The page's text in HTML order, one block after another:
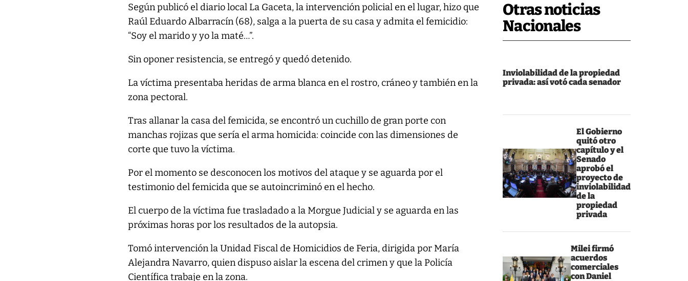
Otras noticias
Nacionales
Inviolabilidad de la propiedad
privada: así votó cada senador
El Gobierno
quitó otro
capítulo y el
Senado
aprobó el
proyecto de
inviolabilidad
de la
propiedad
privada
Milei firmó
acuerdos
comerciales
con Daniel
Según publicó el diario local La Gaceta, la intervención policial en el lugar, hizo que
Raúl Eduardo Albarracín (68), salga a la puerta de su casa y admita el femicidio:
“Soy el marido y yo la maté…”.
Sin oponer resistencia, se entregó y quedó detenido.
La víctima presentaba heridas de arma blanca en el rostro, cráneo y también en la
zona pectoral.
Tras allanar la casa del femicida, se encontró un cuchillo de gran porte con
manchas rojizas que sería el arma homicida: coincide con las dimensiones de
corte que tuvo la víctima.
Por el momento se desconocen los motivos del ataque y se aguarda por el
testimonio del femicida que se autoincriminó en el hecho.
El cuerpo de la víctima fue trasladado a la Morgue Judicial y se aguarda en las
próximas horas por los resultados de la autopsia.
Tomó intervención la Unidad Fiscal de Homicidios de Feria, dirigida por María
Alejandra Navarro, quien dispuso aislar la escena del crimen y que la Policía
Científica trabaje en la zona.